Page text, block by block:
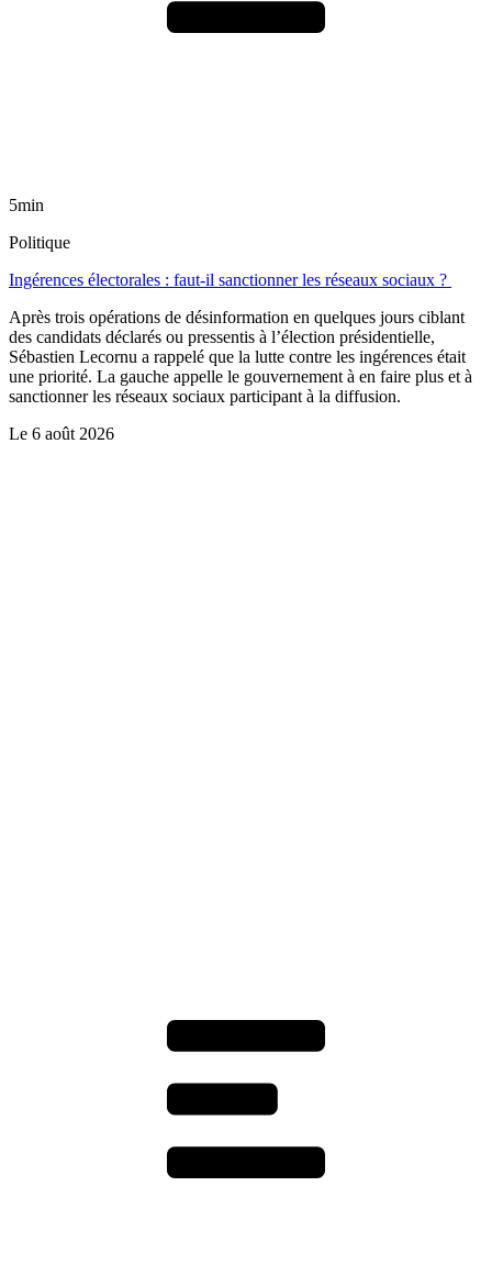
5min
Politique
Ingérences électorales : faut-il sanctionner les réseaux sociaux ?
Après trois opérations de désinformation en quelques jours ciblant
des candidats déclarés ou pressentis à l’élection présidentielle,
Sébastien Lecornu a rappelé que la lutte contre les ingérences était
une priorité. La gauche appelle le gouvernement à en faire plus et à
sanctionner les réseaux sociaux participant à la diffusion.
Le 6 août 2026